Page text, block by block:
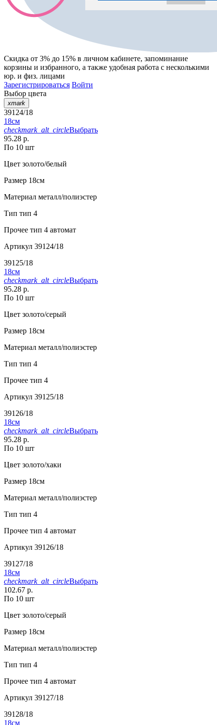
Скидка от 3% до 15% в личном кабинете, запоминание
корзины и избранного, а также удобная работа с несколькими
юр. и физ. лицами
Зарегистрироваться Войти
Выбор цвета
xmark
39124/18
18см
checkmark_alt_circleВыбрать
95.28 р.
По 10 шт
Цвет золото/белый
Размер 18см
Материал металл/полиэстер
Тип тип 4
Прочее тип 4 автомат
Артикул 39124/18
39125/18
18см
checkmark_alt_circleВыбрать
95.28 р.
По 10 шт
Цвет золото/серый
Размер 18см
Материал металл/полиэстер
Тип тип 4
Прочее тип 4
Артикул 39125/18
39126/18
18см
checkmark_alt_circleВыбрать
95.28 р.
По 10 шт
Цвет золото/хаки
Размер 18см
Материал металл/полиэстер
Тип тип 4
Прочее тип 4 автомат
Артикул 39126/18
39127/18
18см
checkmark_alt_circleВыбрать
102.67 р.
По 10 шт
Цвет золото/серый
Размер 18см
Материал металл/полиэстер
Тип тип 4
Прочее тип 4 автомат
Артикул 39127/18
39128/18
18см